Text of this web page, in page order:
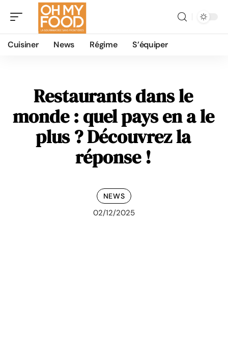
Cuisiner News Régime S’équiper
Restaurants dans le
monde : quel pays en a le
plus ? Découvrez la
réponse !
NEWS
02/12/2025